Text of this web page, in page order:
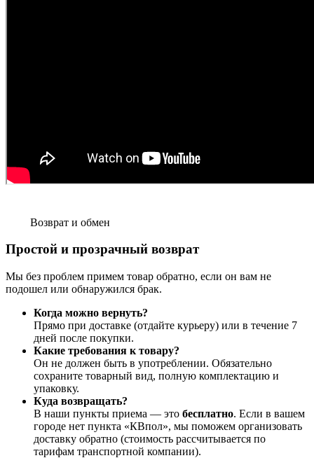
Возврат и обмен
Простой и прозрачный возврат
Мы без проблем примем товар обратно, если он вам не
подошел или обнаружился брак.
Когда можно вернуть?
Прямо при доставке (отдайте курьеру) или в течение 7
дней после покупки.
Какие требования к товару?
Он не должен быть в употреблении. Обязательно
сохраните товарный вид, полную комплектацию и
упаковку.
Куда возвращать?
В наши пункты приема — это бесплатно. Если в вашем
городе нет пункта «КВпол», мы поможем организовать
доставку обратно (стоимость рассчитывается по
тарифам транспортной компании).